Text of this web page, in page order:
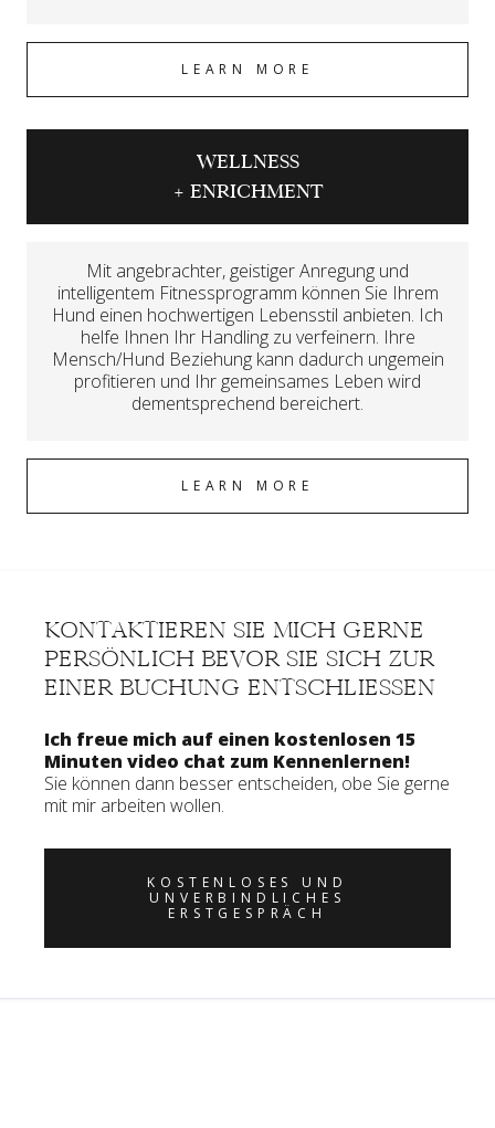
LEARN MORE
WELLNESS
+ ENRICHMENT
Mit angebrachter, geistiger Anregung und
intelligentem Fitnessprogramm können Sie Ihrem
Hund einen hochwertigen Lebensstil anbieten. Ich
helfe Ihnen Ihr Handling zu verfeinern. Ihre
Mensch/Hund Beziehung kann dadurch ungemein
profitieren und Ihr gemeinsames Leben wird
dementsprechend bereichert.
LEARN MORE
KONTAKTIEREN SIE MICH GERNE
PERSÖNLICH BEVOR SIE SICH ZUR
EINER BUCHUNG ENTSCHLIESSEN
Ich freue mich auf einen kostenlosen 15
Minuten video chat zum Kennenlernen!
Sie können dann besser entscheiden, obe Sie gerne
mit mir arbeiten wollen.
KOSTENLOSES UND
UNVERBINDLICHES
ERSTGESPRÄCH